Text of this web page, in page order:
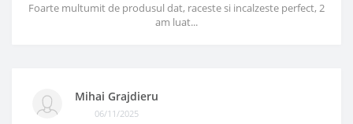
Foarte multumit de produsul dat, raceste si incalzeste perfect, 2
am luat...
Mihai Grajdieru
06/11/2025